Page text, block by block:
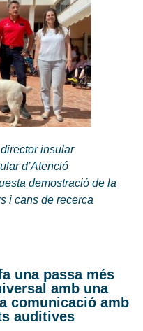
insular
d’Atenció
demostració de la
i cans de recerca
una passa més
amb una
comunicació amb
auditives